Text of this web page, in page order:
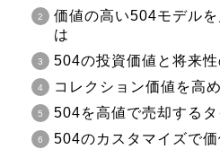
価値の高い504モデル
は
504の投資価値と将来
コレクション価値を高
504を高値で売却する
504のカスタマイズで